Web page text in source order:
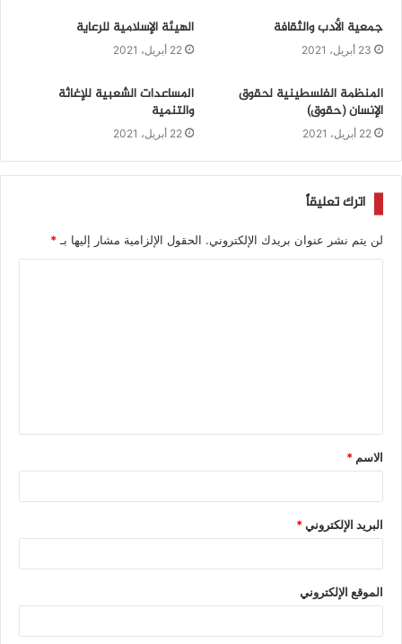
جمعية الأدب والثقافة
23 أبريل، 2021
الهيئة الإسلامية للرعاية
22 أبريل، 2021
المنظمة الفلسطينية لحقوق
الإنسان (حقوق)
22 أبريل، 2021
المساعدات الشعبية للإغاثة
والتنمية
22 أبريل، 2021
اترك تعليقاً
لن يتم نشر عنوان بريدك الإلكتروني. الحقول الإلزامية مشار إليها بـ*
الاسم *
البريد الإلكتروني*
الموقع الإلكتروني